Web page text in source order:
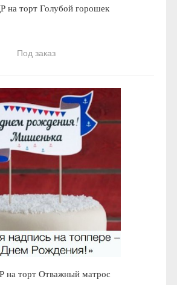
на торт Голубой горошек
Под заказ
на торт Отважный матрос